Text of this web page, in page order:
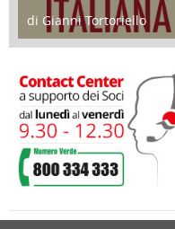
di Gianni Tortoriello
17 Marzo 2018